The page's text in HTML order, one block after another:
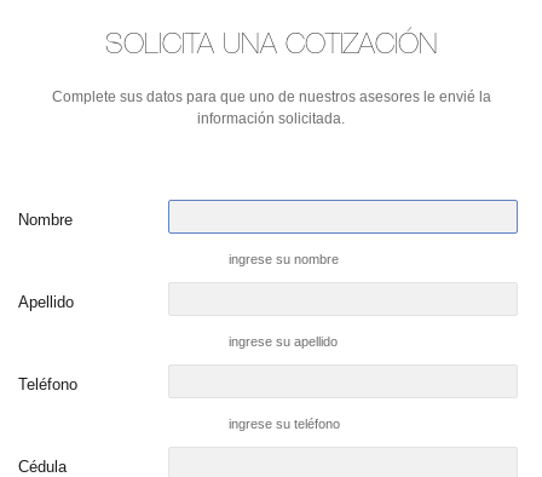
SOLICITA UNA COTIZACIÓN
Complete sus datos para que uno de nuestros asesores le envié la
información solicitada.
Nombre
ingrese su nombre
Apellido
ingrese su apellido
Teléfono
ingrese su teléfono
Cédula